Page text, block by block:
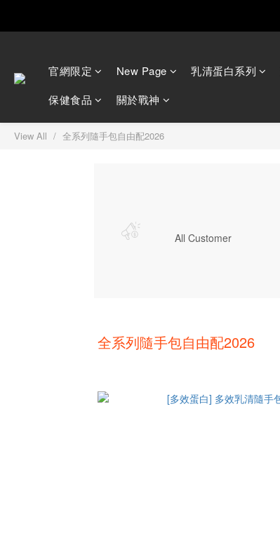
官網限定 New Page 乳清蛋白系列
保健食品
關於戰神
View All 全系列隨手包自由配2026
All Customer
全系列隨手包自由配2026